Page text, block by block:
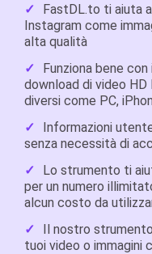
FastDL.to ti aiuta
Instagram come
alta qualità
Funziona bene
download di video
diversi come PC,
Informazioni
senza necessità di
Lo strumento ti
per un numero
alcun costo da
Il nostro
tuoi video o immagini